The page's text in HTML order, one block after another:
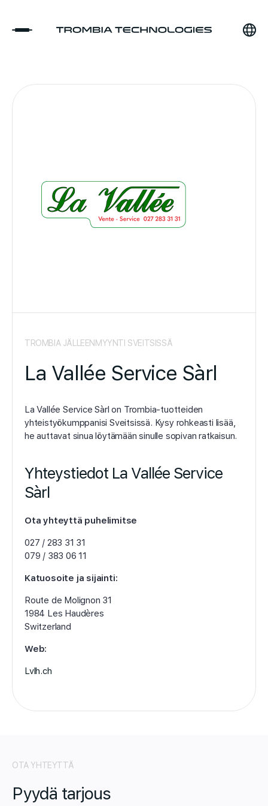
TROMBIA JÄLLEENMYYNTI SVEITSISSÄ
La Vallée Service Sàrl
La Vallée Service Sàrl on Trombia-tuotteiden
yhteistyökumppanisi Sveitsissä. Kysy rohkeasti lisää,
he auttavat sinua löytämään sinulle sopivan ratkaisun.
Yhteystiedot La Vallée Service
Sàrl
Ota yhteyttä puhelimitse
027 / 283 31 31
079 / 383 06 11
Katuosoite ja sijainti:
Route de Molignon 31
1984 Les Haudères
Switzerland
Web:
Lvlh.ch
OTA YHTEYTTÄ
Pyydä tarjous